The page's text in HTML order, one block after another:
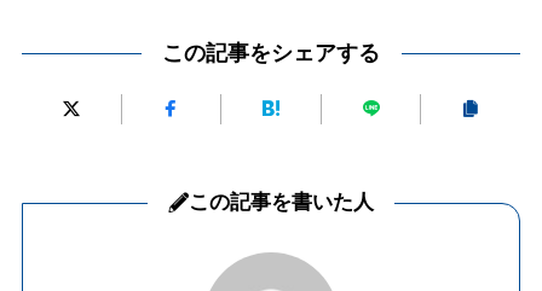
この記事をシェアする
この記事を書いた人